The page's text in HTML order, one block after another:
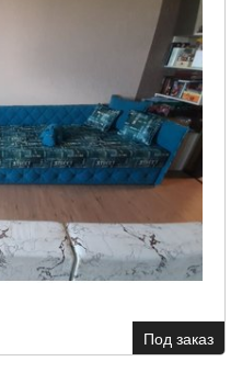
Под заказ